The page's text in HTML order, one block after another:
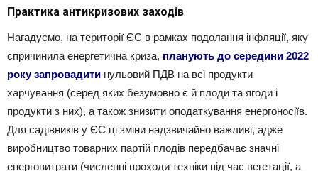
Практика антикризових заходів
Нагадуємо, на території ЄС в рамках подолання інфляції, яку
спричинила енергетична криза, планують до середини 2022
року запровадити нульовий ПДВ на всі продукти
харчування (серед яких безумовно є й плоди та ягоди і
продукти з них), а також знизити оподаткування енергоносіїв.
Для садівників у ЄС ці зміни надзвичайно важливі, адже
виробництво товарних партій плодів передбачає значні
енерговитрати (численні проходи техніки під час вегетації, а